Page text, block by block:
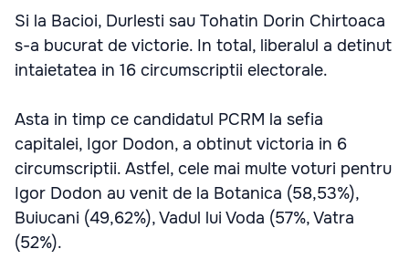
Si la Bacioi, Durlesti sau Tohatin Dorin Chirtoaca
s-a bucurat de victorie. In total, liberalul a detinut
intaietatea in 16 circumscriptii electorale.
Asta in timp ce candidatul PCRM la sefia
capitalei, Igor Dodon, a obtinut victoria in 6
circumscriptii. Astfel, cele mai multe voturi pentru
Igor Dodon au venit de la Botanica (58,53%),
Buiucani (49,62%), Vadul lui Voda (57%, Vatra
(52%).